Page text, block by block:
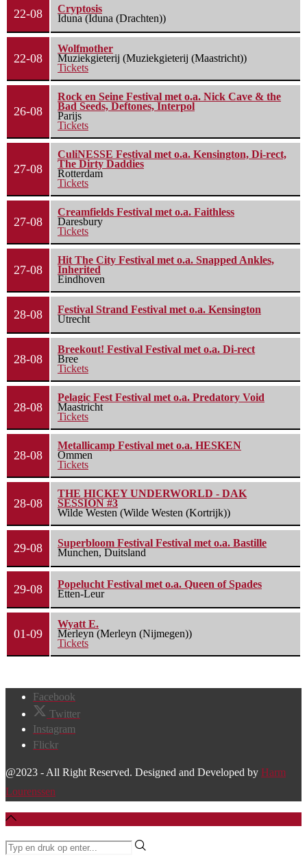
22-08
Cryptosis
Iduna (Iduna (Drachten))
22-08
Wolfmother
Muziekgieterij (Muziekgieterij (Maastricht))
Tickets
26-08
Rock en Seine Festival met o.a. Nick Cave & the
Bad Seeds, Deftones, Interpol
Parijs
Tickets
27-08
CuliNESSE Festival met o.a. Kensington, Di-rect,
The Dirty Daddies
Rotterdam
Tickets
27-08
Creamfields Festival met o.a. Faithless
Daresbury
Tickets
27-08
Hit The City Festival met o.a. Snapped Ankles,
Inherited
Eindhoven
28-08
Festival Strand Festival met o.a. Kensington
Utrecht
28-08
Breekout! Festival Festival met o.a. Di-rect
Bree
Tickets
28-08
Pelagic Fest Festival met o.a. Predatory Void
Maastricht
Tickets
28-08
Metallicamp Festival met o.a. HESKEN
Ommen
Tickets
28-08
THE HICKEY UNDERWORLD - DAK
SESSION #3
Wilde Westen (Wilde Westen (Kortrijk))
29-08
Superbloom Festival Festival met o.a. Bastille
Munchen, Duitsland
29-08
Popelucht Festival met o.a. Queen of Spades
Etten-Leur
01-09
Wyatt E.
Merleyn (Merleyn (Nijmegen))
Tickets
Facebook
Twitter
Instagram
Flickr
@2023 - All Right Reserved. Designed and Developed by Harm
Lourenssen